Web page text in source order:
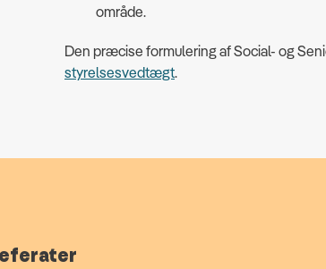
område.
Den præcise formulering af Social- og
styrelsesvedtægt.